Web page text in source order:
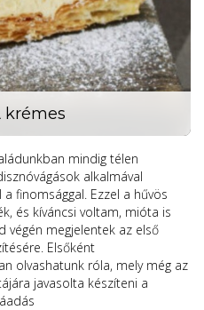
krémes
mindig télen
alkalmával
finomsággal. Ezzel a hűvös
és kíváncsi voltam, mióta is
végén megjelentek az első
Elsőként
olvashatunk róla, mely még az
javasolta készíteni a